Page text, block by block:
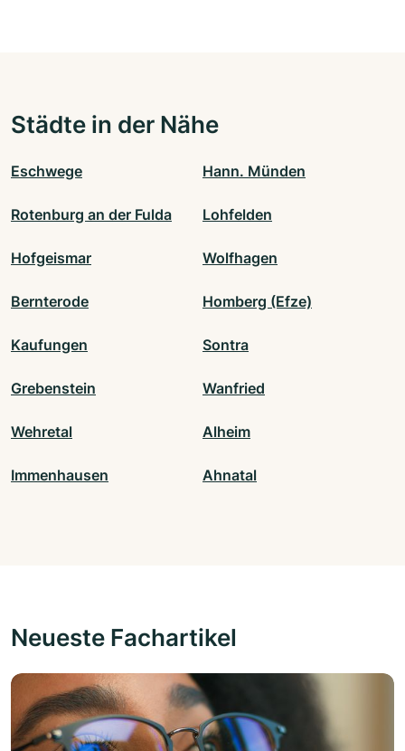
Städte in der Nähe
Eschwege Hann. Münden
Rotenburg an der Fulda Lohfelden
Hofgeismar Wolfhagen
Bernterode Homberg (Efze)
Kaufungen Sontra
Grebenstein Wanfried
Wehretal Alheim
Immenhausen Ahnatal
Neueste Fachartikel